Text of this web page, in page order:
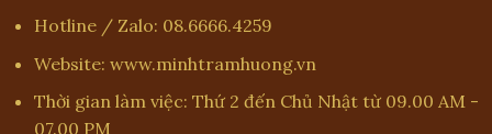
Hotline / Zalo: 08.6666.4259
Website: www.minhtramhuong.vn
Thời gian làm việc: Thứ 2 đến Chủ Nhật từ 09.00 AM -
07.00 PM